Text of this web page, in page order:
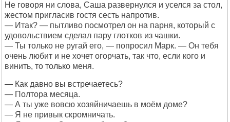
Не говоря ни слова, Саша развернулся и уселся за стол,
жестом пригласив гостя сесть напротив.
— Итак? — пытливо посмотрел он на парня, который с
удовольствием сделал пару глотков из чашки.
— Ты только не ругай его, — попросил Марк. — Он тебя
очень любит и не хочет огорчать, так что, если кого и
винить, то только меня.
— Как давно вы встречаетесь?
— Полтора месяца.
— А ты уже вовсю хозяйничаешь в моём доме?
— Я не привык скромничать.